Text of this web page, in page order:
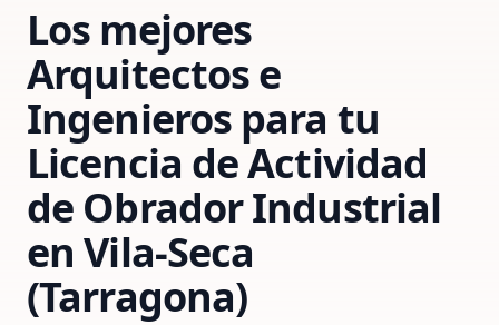
Los mejores
Arquitectos e
Ingenieros para tu
Licencia de Actividad
de Obrador Industrial
enVila-Seca
(Tarragona)